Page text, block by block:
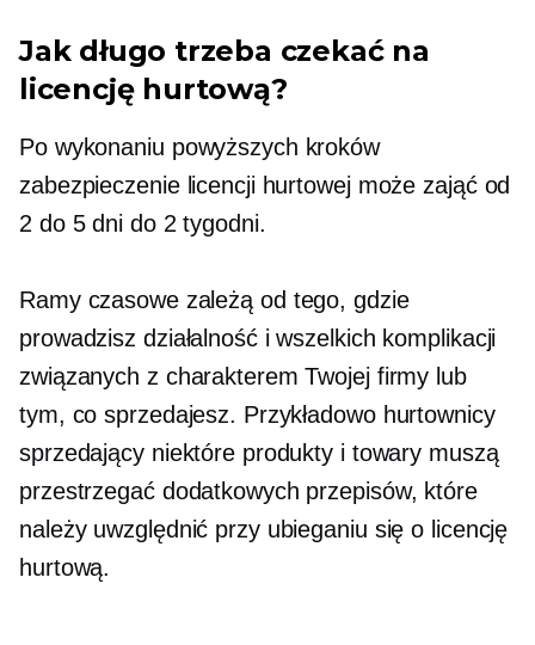
Jak długo trzeba czekać na
licencję hurtową?
Po wykonaniu powyższych kroków
zabezpieczenie licencji hurtowej może zająć od
2 do 5 dni do 2 tygodni.
Ramy czasowe zależą od tego, gdzie
prowadzisz działalność i wszelkich komplikacji
związanych z charakterem Twojej firmy lub
tym, co sprzedajesz. Przykładowo hurtownicy
sprzedający niektóre produkty i towary muszą
przestrzegać dodatkowych przepisów, które
należy uwzględnić przy ubieganiu się o licencję
hurtową.